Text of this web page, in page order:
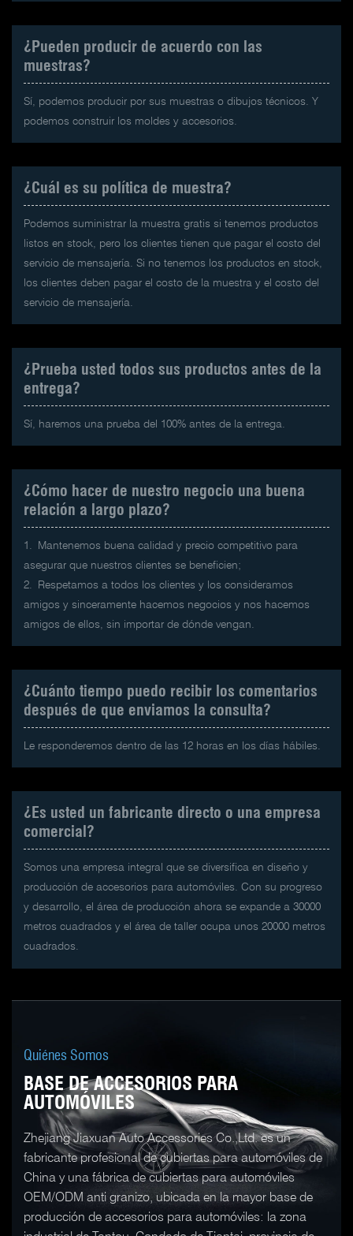
¿Pueden producir de acuerdo con las
muestras?
Sí, podemos producir por sus muestras o dibujos técnicos. Y
podemos construir los moldes y accesorios.
¿Cuál es su política de muestra?
Podemos suministrar la muestra gratis si tenemos productos
listos en stock, pero los clientes tienen que pagar el costo del
servicio de mensajería. Si no tenemos los productos en stock,
los clientes deben pagar el costo de la muestra y el costo del
servicio de mensajería.
¿Prueba usted todos sus productos antes de la
entrega?
Sí, haremos una prueba del 100% antes de la entrega.
¿Cómo hacer de nuestro negocio una buena
relación a largo plazo?
1. Mantenemos buena calidad y precio competitivo para
asegurar que nuestros clientes se beneficien;
2. Respetamos a todos los clientes y los consideramos
amigos y sinceramente hacemos negocios y nos hacemos
amigos de ellos, sin importar de dónde vengan.
¿Cuánto tiempo puedo recibir los comentarios
después de que enviamos la consulta?
Le responderemos dentro de las 12 horas en los días hábiles.
¿Es usted un fabricante directo o una empresa
comercial?
Somos una empresa integral que se diversifica en diseño y
producción de accesorios para automóviles. Con su progreso
y desarrollo, el área de producción ahora se expande a 30000
metros cuadrados y el área de taller ocupa unos 20000 metros
cuadrados.
Quiénes Somos
BASE DE ACCESORIOS PARA
AUTOMÓVILES
Zhejiang Jiaxuan Auto Accessories Co.,Ltd. es un
fabricante profesional de cubiertas para automóviles de
China y una fábrica de cubiertas para automóviles
OEM/ODM anti granizo, ubicada en la mayor base de
producción de accesorios para automóviles: la zona